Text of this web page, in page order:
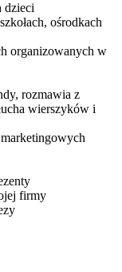
dzieci
ośrodkach
organizowanych w
rozmawia z
wierszyków i
firmy